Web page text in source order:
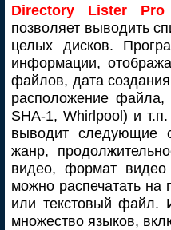
Directory Lister Pro
позволяет выводить
целых дисков.
информации,
файлов, дата
расположение
SHA-1, Whirlpool) и
выводит следующие
жанр,
видео, формат
можно распечатать на
или текстовый файл.
множество языков,